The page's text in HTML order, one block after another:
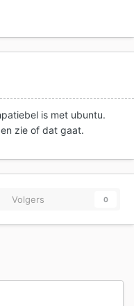
is met ubuntu.
zie of dat gaat.
Volgers 0